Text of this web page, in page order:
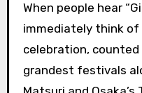
When people hear
immediately think of
celebration, counted
grandest festivals